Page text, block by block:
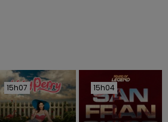
15h07
15h07 15h04
15h04